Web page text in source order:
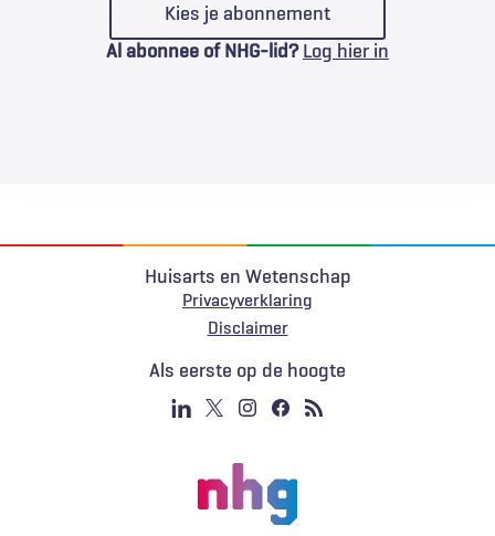
Kies je abonnement
Al abonnee of NHG-lid? Log hier in
Huisarts en Wetenschap
Privacyverklaring
Voet
Disclaimer
Als eerste op de hoogte